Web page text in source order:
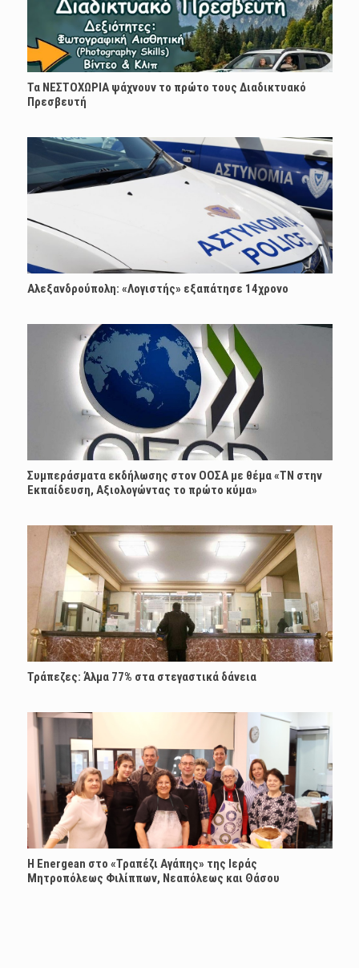
Τα ΝΕΣΤΟΧΩΡΙΑ ψάχνουν το πρώτο τους Διαδικτυακό
Πρεσβευτή
Αλεξανδρούπολη: «Λογιστής» εξαπάτησε 14χρονο
Συμπεράσματα εκδήλωσης στον ΟΟΣΑ με θέμα «ΤΝ στην
Εκπαίδευση, Αξιολογώντας το πρώτο κύμα»
Τράπεζες: Άλμα 77% στα στεγαστικά δάνεια
H Energean στο «Τραπέζι Αγάπης» της Ιεράς
Μητροπόλεως Φιλίππων, Νεαπόλεως και Θάσου